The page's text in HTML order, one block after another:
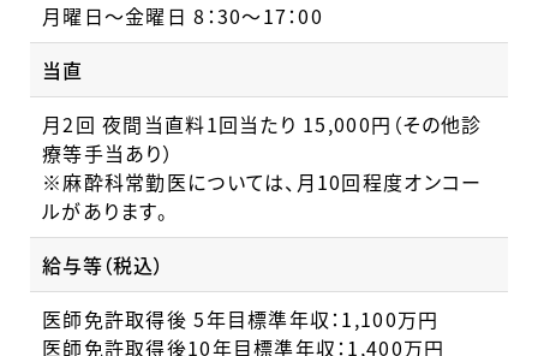
月曜日～金曜日 8：30～17：00
当直
月2回 夜間当直料1回当たり 15,000円（その他診
療等手当あり）
※麻酔科常勤医については、月10回程度オンコー
ルがあります。
給与等（税込）
医師免許取得後 5年目標準年収：1,100万円
医師免許取得後10年目標準年収：1,400万円